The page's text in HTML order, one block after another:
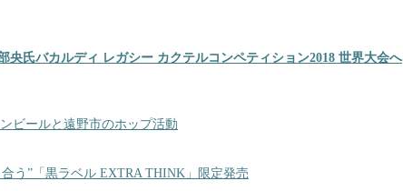
央氏バカルディ レガシー カクテルコンペティション2018 世界大会へ
ビールと遠野市のホップ活動
う”「黒ラベル EXTRA THINK」限定発売